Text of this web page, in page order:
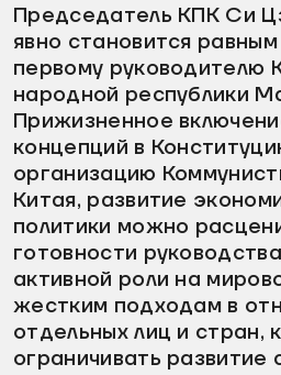
Председатель КПК Си
явно становится
первому руководителю
народной республики
Прижизненное
концепций в
организацию
Китая, развитие
политики можно
готовности
активной роли на
жестким подходам в
отдельных лиц и стран,
ограничивать развитие